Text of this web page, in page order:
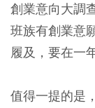
創業意向大調
班族有創業意
履及，要在一
值得一提的是